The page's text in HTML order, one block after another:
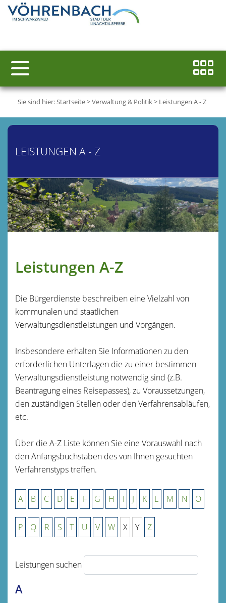
Sie sind hier:Startseite>Verwaltung & Politik> Leistungen A - Z
LEISTUNGEN A - Z
Leistungen A-Z
Die Bürgerdienste beschreiben eine Vielzahl von
kommunalen und staatlichen
Verwaltungsdienstleistungen und Vorgängen.
Insbesondere erhalten Sie Informationen zu den
erforderlichen Unterlagen die zu einer bestimmen
Verwaltungsdienstleistung notwendig sind (z.B.
Beantragung eines Reisepasses), zu Voraussetzungen,
den zuständigen Stellen oder den Verfahrensabläufen,
etc.
Über die A-Z Liste können Sie eine Vorauswahl nach
den Anfangsbuchstaben des von Ihnen gesuchten
Verfahrenstyps treffen.
A B C D E F G H I J K L M N O
P Q R S T U V W X Y Z
Leistungen suchen
A